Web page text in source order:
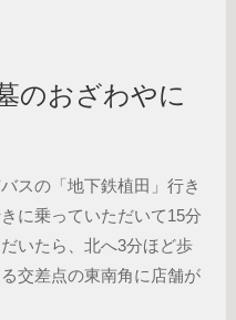
のおざわやに
スの「地下鉄植田」行き
に乗っていただいて15分
いたら、北へ3分ほど歩
交差点の東南角に店舗が